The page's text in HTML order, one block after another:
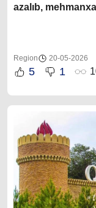
azalıb,
Region 20-05-2026
5 1